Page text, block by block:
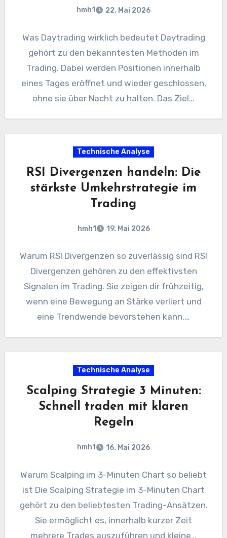
hmh1 22. Mai 2026
Was Daytrading wirklich bedeutet Daytrading
gehört zu den bekanntesten Methoden im
Trading. Dabei werden Positionen innerhalb
eines Tages eröffnet und wieder geschlossen,
ohne sie über Nacht zu halten. Das Ziel…
Technische Analyse
RSI Divergenzen handeln: Die
stärkste Umkehrstrategie im
Trading
hmh1 19. Mai 2026
Warum RSI Divergenzen so zuverlässig sind RSI
Divergenzen gehören zu den effektivsten
Signalen im Trading. Sie zeigen dir frühzeitig,
wenn eine Bewegung an Stärke verliert und
eine Trendwende bevorstehen kann.…
Technische Analyse
Scalping Strategie 3 Minuten:
Schnell traden mit klaren
Regeln
hmh1 16. Mai 2026
Warum Scalping im 3-Minuten Chart so beliebt
ist Die Scalping Strategie im 3-Minuten Chart
gehört zu den beliebtesten Trading-Ansätzen.
Sie ermöglicht es, innerhalb kurzer Zeit
mehrere Trades auszuführen und kleine…